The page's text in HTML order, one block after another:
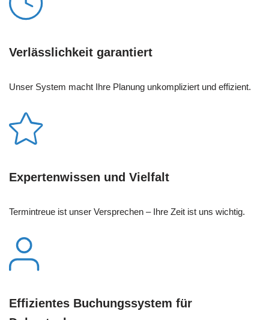
Verlässlichkeit garantiert
Unser System macht Ihre Planung unkompliziert und effizient.
Expertenwissen und Vielfalt
Termintreue ist unser Versprechen – Ihre Zeit ist uns wichtig.
Effizientes Buchungssystem für